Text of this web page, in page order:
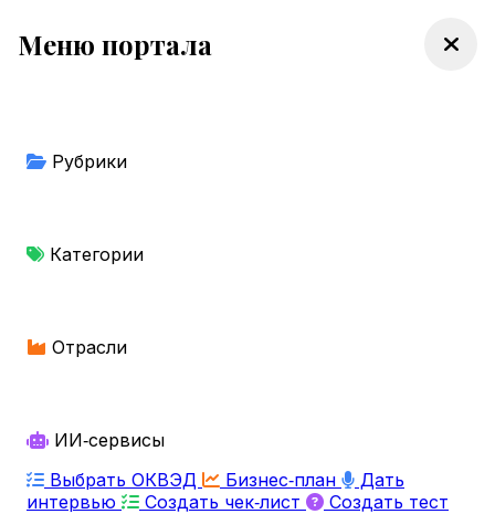
Меню портала
Рубрики
Категории
Отрасли
ИИ‑сервисы
Выбрать ОКВЭД
Бизнес‑план
Дать
интервью
Создать чек‑лист Создать тест